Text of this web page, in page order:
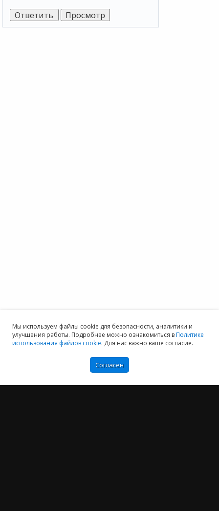
Мы используем файлы cookie для безопасности, аналитики и
улучшения работы. Подробнее можно ознакомиться вПолитике
использования файлов cookie. Для нас важно ваше согласие.
Согласен